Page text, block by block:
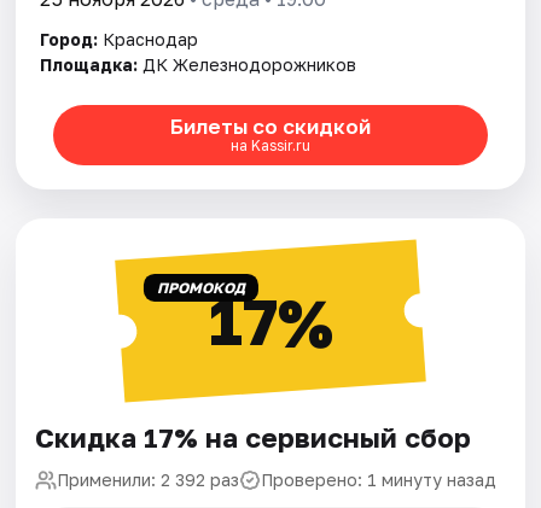
Город: Краснодар
Площадка: ДК Железнодорожников
Билеты со скидкой
на Kassir.ru
ПРОМОКОД17%
Скидка 17% на сервисный сбор
Применили: 2 392 раз Проверено: 1 минуту назад